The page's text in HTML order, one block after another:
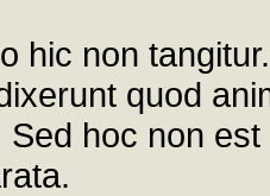
hic non
quod
hoc non